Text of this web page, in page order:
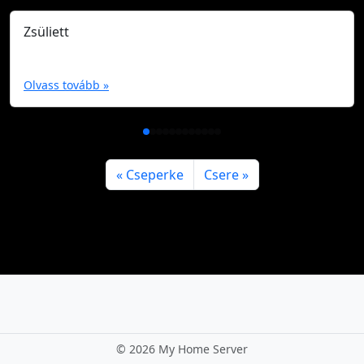
Zsüliett
Olvass tovább »
Cseperke Csere
© 2026 My Home Server